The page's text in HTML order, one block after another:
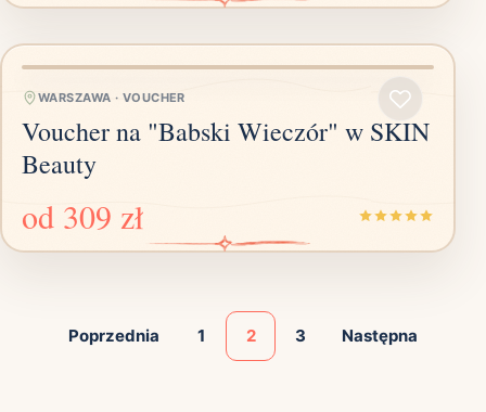
WARSZAWA · VOUCHER
Voucher na "Babski Wieczór" w SKIN
Beauty
od 309 zł
Poprzednia 1 2 3 Następna